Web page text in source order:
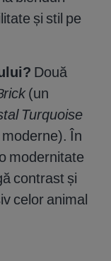
și stil pe
Două
(un
Turquoise
În
modernitate
contrast și
celor animal